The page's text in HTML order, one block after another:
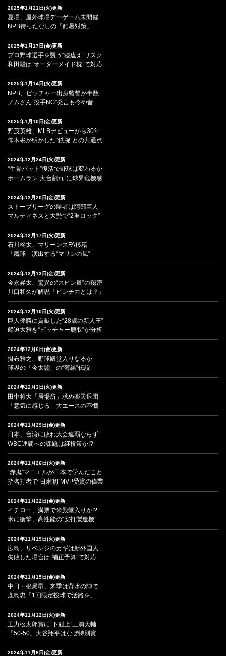
2025年1月21日(火)更新
夏場、屋外球場デーゲーム未開催
NPB待ったなしの「酷暑対策」
2025年1月17日(金)更新
プロ野球選手を襲う“寝違え”リスク
和田毅は“オーダーメイド枕”で対応
2025年1月14日(火)更新
NPB、ピッチャー出身監督が半数
ノムさん“投手NG”発言も今や昔
2025年1月10日(金)更新
野茂英雄、MLBデビューから30年
仰木彬が明かした“鉄腕”との共通点
2024年12月24日(火)更新
“牛骨バット”復活で野球は変わるか
ホームラン“大台割れ”に球界危機感
2024年12月20日(金)更新
ストーブリーグの勝者は阿部巨人
マルティネスと大勢で“2重ロック”
2024年12月17日(火)更新
石川柊太、マリーンズFA移籍
「魔球」演出する“マリンの風”
2024年12月13日(金)更新
今永昇太、驚異の“スピン量”の秘密
川口和久が解説「ピンチ力とは？」
2024年12月10日(火)更新
巨人優勝に貢献した“28歳の新人王”
船迫大雅を“ピッチャー鹿取”が分析
2024年12月6日(金)更新
掛布雅之、野球殿堂入りなるか
球界の「今太閤」の“薄給”伝説
2024年12月3日(火)更新
田中将大「居場所」求め楽天退団
「意気に感じる」大エースの不憫
2024年11月29日(金)更新
日本、台湾に敗れ大会連覇ならず
WBC連覇への課題は継投策か!?
2024年11月26日(火)更新
“赤鬼”マニエルが日本で学んだこと
指名打者で“日米初”MVP受賞の偉業
2024年11月22日(金)更新
イチロー、満票で米殿堂入りか!?
米に衝撃、高性能の“安打製造機”
2024年11月19日(火)更新
広島、リベンジのカギは新外国人
失敗した場合は“補正予算”で対応
2024年11月15日(金)更新
中日・根尾昂、来季は背水の陣で
鹿島忠「1回限定投球で活路を」
2024年11月12日(火)更新
正力松太郎賞に“下剋上”三浦大輔
「50-50」大谷翔平はなぜ特別賞
2024年11月8日(金)更新